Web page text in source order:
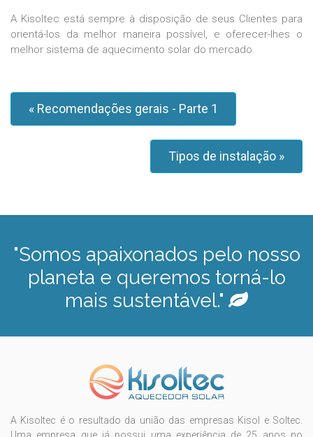
A Kisoltec está sempre à disposição de seus Clientes para
orientá-los da melhor maneira possível, e oferecer-lhes o
melhor sistema de aquecimento solar do mercado.
« Recomendações gerais - Parte 1
Tipos de instalação »
"Somos apaixonados pelo nosso
planeta e queremos torná-lo
mais sustentável."
A Kisoltec é o resultado da união das empresas Kisol e Soltec.
Uma empresa que já possui uma experiência de 25 anos no